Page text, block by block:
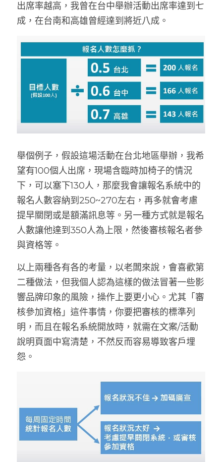
出席率越高，我曾在台中舉辦活動出席率達到七
成，在台南和高雄曾經達到將近八成。
舉個例子，假設這場活動在台北地區舉辦，我希
望有100個人出席，現場含臨時加椅子的情況
下，可以塞下130人，那麼我會讓報名系統中的
報名人數容納到250~270左右，再多就會考慮
提早關閉或是額滿訊息等。另一種方式就是報名
人數讓他達到350人為上限，然後審核報名者參
與資格等。
以上兩種各有各的考量，以老闆來說，會喜歡第
二種做法，但我個人認為這樣的做法冒著一些影
響品牌印象的風險，操作上要更小心。尤其「審
核參加資格」這件事情，你要把審核的標準列
明，而且在報名系統開放時，就需在文案/活動
說明頁面中寫清楚，不然反而容易導致客戶埋
怨。